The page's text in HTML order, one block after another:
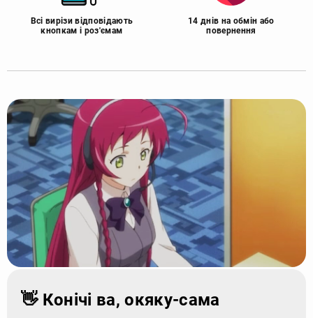
Всі вирізи відповідають
кнопкам і роз'ємам
14 днів на обмін або
повернення
👋 Конічі ва, окяку-сама